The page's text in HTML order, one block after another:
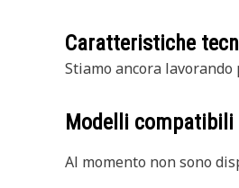
Caratteristiche
Stiamo ancora
Modelli
Al momento non sono